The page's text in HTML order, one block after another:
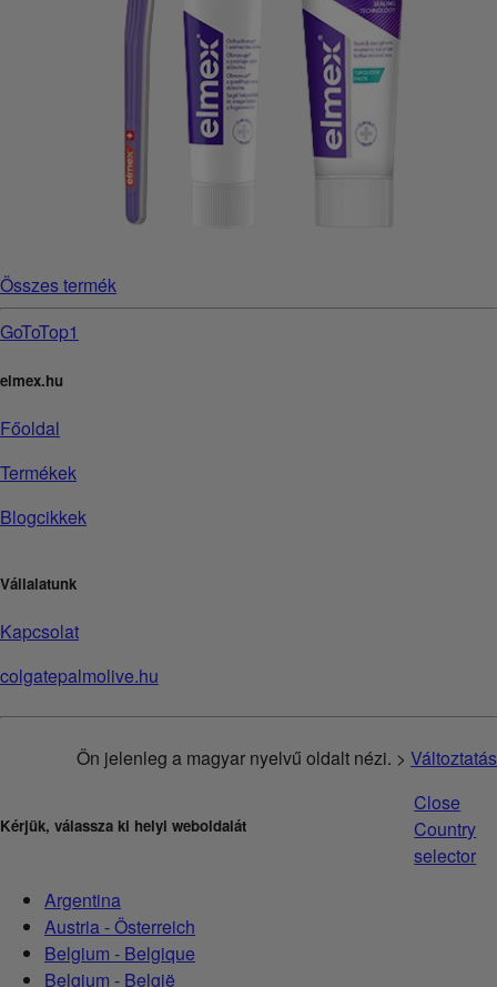
Összes termék
GoToTop1
elmex.hu
Főoldal
Termékek
Blogcikkek
Vállalatunk
Kapcsolat
colgatepalmolive.hu
Ön jelenleg a magyar nyelvű oldalt nézi. > Változtatás
Kérjük, válassza ki helyi weboldalát
Close
Country
selector
Argentina
Austria - Österreich
Belgium - Belgique
Belgium - België